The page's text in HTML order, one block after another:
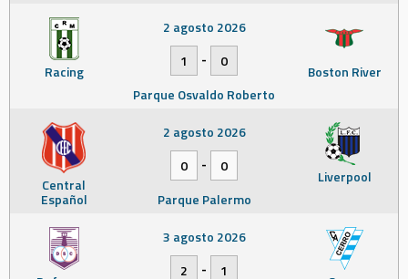
Racing Boston River
2 agosto 2026
1
-
0
Parque Osvaldo Roberto
Central
Español
Liverpool
2 agosto 2026
0
-
0
Parque Palermo
3 agosto 2026
2
-
1